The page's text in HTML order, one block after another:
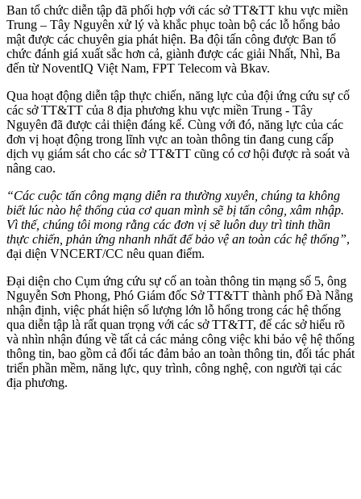
Ban tổ chức diễn tập đã phối hợp với các sở TT&TT khu vực miền
Trung – Tây Nguyên xử lý và khắc phục toàn bộ các lỗ hổng bảo
mật được các chuyên gia phát hiện. Ba đội tấn công được Ban tổ
chức đánh giá xuất sắc hơn cả, giành được các giải Nhất, Nhì, Ba
đến từ NoventIQ Việt Nam, FPT Telecom và Bkav.
Qua hoạt động diễn tập thực chiến, năng lực của đội ứng cứu sự cố
các sở TT&TT của 8 địa phương khu vực miền Trung - Tây
Nguyên đã được cải thiện đáng kể. Cùng với đó, năng lực của các
đơn vị hoạt động trong lĩnh vực an toàn thông tin đang cung cấp
dịch vụ giám sát cho các sở TT&TT cũng có cơ hội được rà soát và
nâng cao.
“Các cuộc tấn công mạng diễn ra thường xuyên, chúng ta không
biết lúc nào hệ thống của cơ quan mình sẽ bị tấn công, xâm nhập.
Vì thế, chúng tôi mong rằng các đơn vị sẽ luôn duy trì tinh thần
thực chiến, phản ứng nhanh nhất để bảo vệ an toàn các hệ thống”,
đại diện VNCERT/CC nêu quan điểm.
Đại diện cho Cụm ứng cứu sự cố an toàn thông tin mạng số 5, ông
Nguyễn Sơn Phong, Phó Giám đốc Sở TT&TT thành phố Đà Nẵng
nhận định, việc phát hiện số lượng lớn lỗ hổng trong các hệ thống
qua diễn tập là rất quan trọng với các sở TT&TT, để các sở hiểu rõ
và nhìn nhận đúng về tất cả các mảng công việc khi bảo vệ hệ thống
thông tin, bao gồm cả đối tác đảm bảo an toàn thông tin, đối tác phát
triển phần mềm, năng lực, quy trình, công nghệ, con người tại các
địa phương.